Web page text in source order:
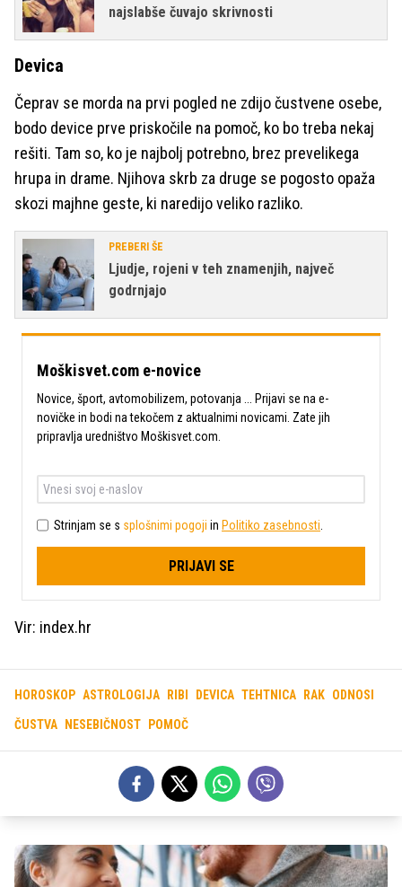
najslabše čuvajo skrivnosti
Devica
Čeprav se morda na prvi pogled ne zdijo čustvene osebe,
bodo device prve priskočile na pomoč, ko bo treba nekaj
rešiti. Tam so, ko je najbolj potrebno, brez prevelikega
hrupa in drame. Njihova skrb za druge se pogosto opaža
skozi majhne geste, ki naredijo veliko razliko.
PREBERI ŠE
Ljudje, rojeni v teh znamenjih, največ
godrnjajo
Moškisvet.com e-novice
Novice, šport, avtomobilizem, potovanja ... Prijavi se na e-
novičke in bodi na tekočem z aktualnimi novicami. Zate jih
pripravlja uredništvo Moškisvet.com.
Strinjam se s splošnimi pogoji in Politiko zasebnosti
PRIJAVI SE
Vir: index.hr
HOROSKOP ASTROLOGIJA RIBI DEVICA TEHTNICA RAK ODNOSI
ČUSTVA NESEBIČNOST POMOČ